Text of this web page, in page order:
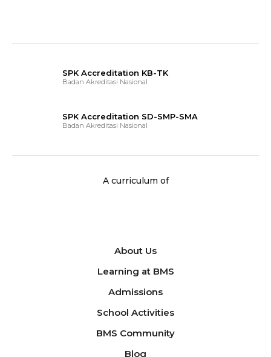
SPK Accreditation KB-TK
Badan Akreditasi Nasional
SPK Accreditation SD-SMP-SMA
Badan Akreditasi Nasional
A curriculum of
About Us
Learning at BMS
Admissions
School Activities
BMS Community
Blog